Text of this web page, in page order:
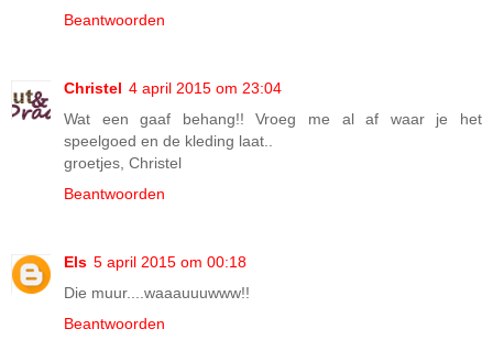
Beantwoorden
Christel 4 april 2015 om 23:04
Wat een gaaf behang!! Vroeg me al af waar je het
speelgoed en de kleding laat..
groetjes, Christel
Beantwoorden
Els 5 april 2015 om 00:18
Die muur....waaauuuwww!!
Beantwoorden